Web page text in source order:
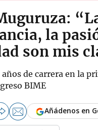
la
son mis
de carrera en la
BIME
Añádenos en